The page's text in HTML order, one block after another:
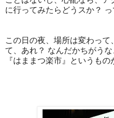
に行ってみたらどうスか？ っ
この日の夜、場所は変わっ
て、あれ？ なんだかちがう
『はままつ楽市』というもの